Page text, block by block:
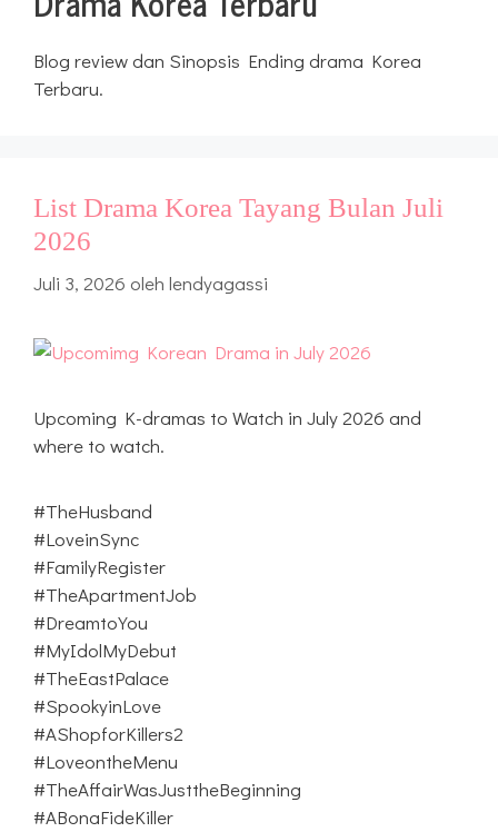
Blog review dan Sinopsis Ending drama Korea
Terbaru.
List Drama Korea Tayang Bulan Juli
2026
Juli 3, 2026 oleh lendyagassi
Upcoming K-dramas to Watch in July 2026 and
where to watch.
#TheHusband
#LoveinSync
#FamilyRegister
#TheApartmentJob
#DreamtoYou
#MyIdolMyDebut
#TheEastPalace
#SpookyinLove
#AShopforKillers2
#LoveontheMenu
#TheAffairWasJusttheBeginning
#ABonaFideKiller